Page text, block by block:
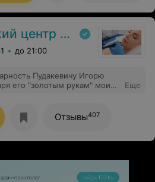
и медицинской косметологии
до 21:00
Пудакевичу Игорю
его "золотым рукам" мои
как мне он показался очень
хирурга, но все мои
Верхнюю
2023 г. он провел
вежливый,
благодарных пациентов!
Еще
Отзывы407